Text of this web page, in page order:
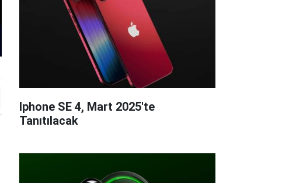
Iphone SE 4, Mart 2025'te
Tanıtılacak